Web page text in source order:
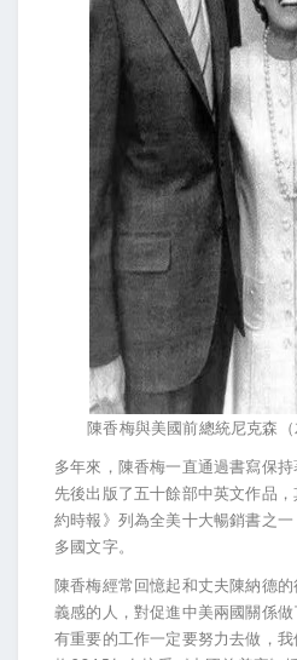
陳香梅與美國前總統尼克森
多年來，陳香梅一直通過書寫保持
先後出版了五十餘部中英文作品
約時報》列為全美十大暢銷書之
多國文字。
陳香梅經常回憶起和丈夫陳納德
義感的人，對促進中美兩國關係做
有重要的工作一定要努力去做，